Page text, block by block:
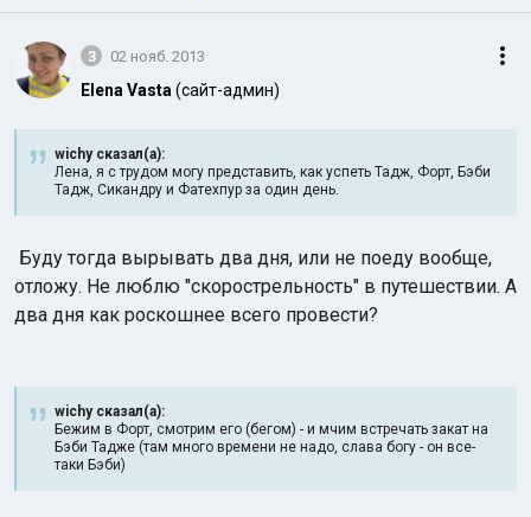
3 02 нояб. 2013
Elena Vasta (сайт-админ)
wichy сказал(а):
Лена, я с трудом могу представить, как успеть Тадж, Форт, Бэби
Тадж, Сикандру и Фатехпур за один день.
Буду тогда вырывать два дня, или не поеду вообще,
отложу. Не люблю "скорострельность" в путешествии. А
два дня как роскошнее всего провести?
wichy сказал(а):
Бежим в Форт, смотрим его (бегом) - и мчим встречать закат на
Бэби Тадже (там много времени не надо, слава богу - он все-
таки Бэби)